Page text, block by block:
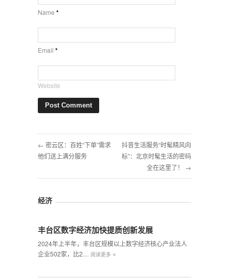
Name *
Email *
Website
← 密云区：百姓“下单”需求
他们送上满分服务
抖音生活服务“时髦精风向
标”：北京时髦生活的密码
全在这里了！ →
经济
丰台区数字经济加快提质创新发展
2024年上半年，丰台区规模以上数字经济核心产业法人
企业502家，比2…
阅读更多 »